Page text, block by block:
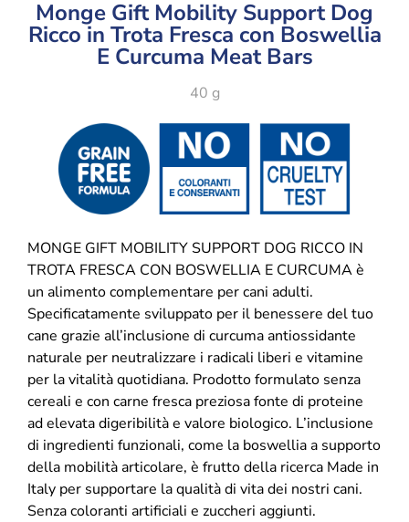
Monge Gift Mobility Support Dog
Ricco in Trota Fresca con Boswellia
E Curcuma Meat Bars
40 g
MONGE GIFT MOBILITY SUPPORT DOG RICCO IN
TROTA FRESCA CON BOSWELLIA E CURCUMA è
un alimento complementare per cani adulti.
Specificatamente sviluppato per il benessere del tuo
cane grazie all’inclusione di curcuma antiossidante
naturale per neutralizzare i radicali liberi e vitamine
per la vitalità quotidiana. Prodotto formulato senza
cereali e con carne fresca preziosa fonte di proteine
ad elevata digeribilità e valore biologico. L’inclusione
di ingredienti funzionali, come la boswellia a supporto
della mobilità articolare, è frutto della ricerca Made in
Italy per supportare la qualità di vita dei nostri cani.
Senza coloranti artificiali e zuccheri aggiunti.